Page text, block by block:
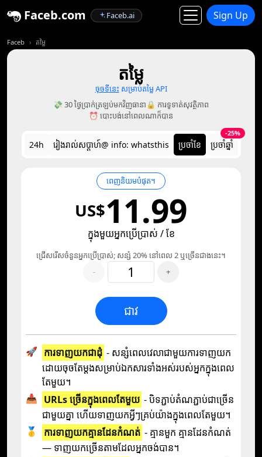
Faceb.com Faceb.ai Sign Up
Faceb តម្លៃ
តម្លៃ
ចុចទីនេះ សម្រាប់តម្លៃ API
💸 30 ថ្ងៃប្រាក់ត្រឡប់មកវិញធានា 🔒 ការ​ទូទាត់​សុវត្ថិភាព
⏰ បោះបង់នៅពេលណាក៏បាន
24h រៀងរាល់​សប្ដាហ៍@ info: whatsthis ប្រចាំខែ ប្រចាំឆ្នាំ
-25%
ពេញនិយមបំផុត។
US$11.99
ក្នុងមួយអ្នកប្រើប្រាស់ / ខែ
ជ្រើសរើសចំនួនអ្នកប្រើប្រាស់; សន្សំ 20% នៅពេល 2 ឬច្រើនជាងនេះ។
-
+
ជាវ
🚀 ការទាញយកជាដុំ - សន្សំពេលវេលាជាមួយការទាញយក
ដោយចុចតែម្តងសម្រាប់ឯកសារទាំងអស់របស់អ្នកក្នុងពេល
តែមួយ។
📥 URLs ច្រើនក្នុងពេលតែមួយ - បិទភ្ជាប់តំណភ្ជាប់ជាច្រើន
ជាមួយគ្នា ហើយទាញយកអ្វីៗគ្រប់យ៉ាងក្នុងពេលតែមួយ។
🥇
ការទាញយកគ្មានដែនកំណត់ - គ្មានមួក គ្មានដែនកំណត់
— ទាញយកច្រើនតាមដែលអ្នកចង់បាន។